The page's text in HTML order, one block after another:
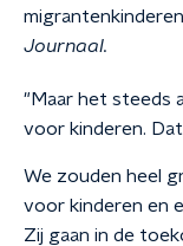
Journaal.
"Maar het steeds
voor kinderen.
We zouden heel
voor kinderen en
Zij gaan in de